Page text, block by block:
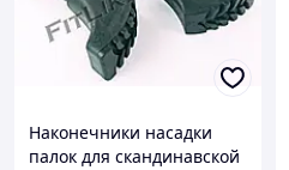
Наконечники насадки
палок для скандинавской